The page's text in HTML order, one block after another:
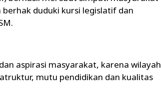
duduki kursi legislatif dan
aspirasi masyarakat, karena wilayah
mutu pendidikan dan kualitas